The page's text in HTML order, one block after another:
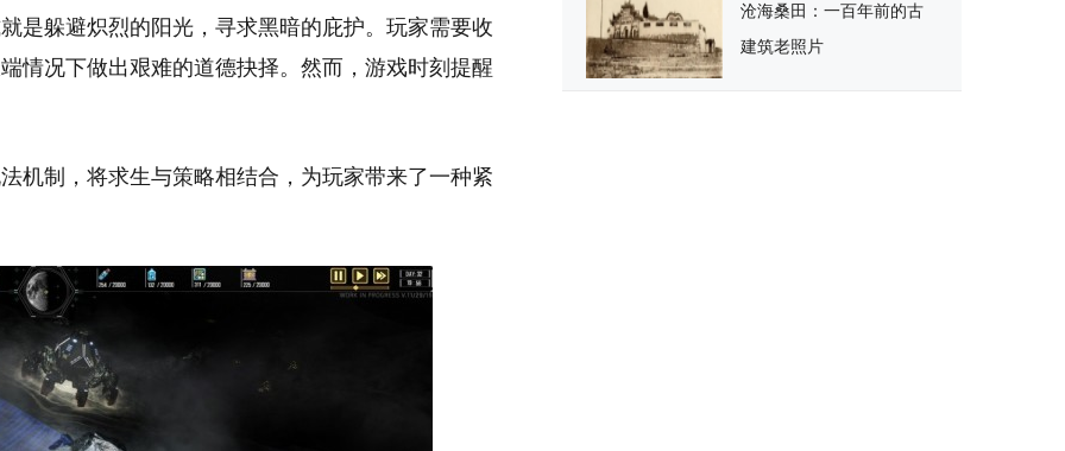
是躲避炽烈的阳光，寻求黑暗的庇护。玩家需要收
情况下做出艰难的道德抉择。然而，游戏时刻提醒
机制，将求生与策略相结合，为玩家带来了一种紧
沧海桑田：一百年前的古
建筑老照片